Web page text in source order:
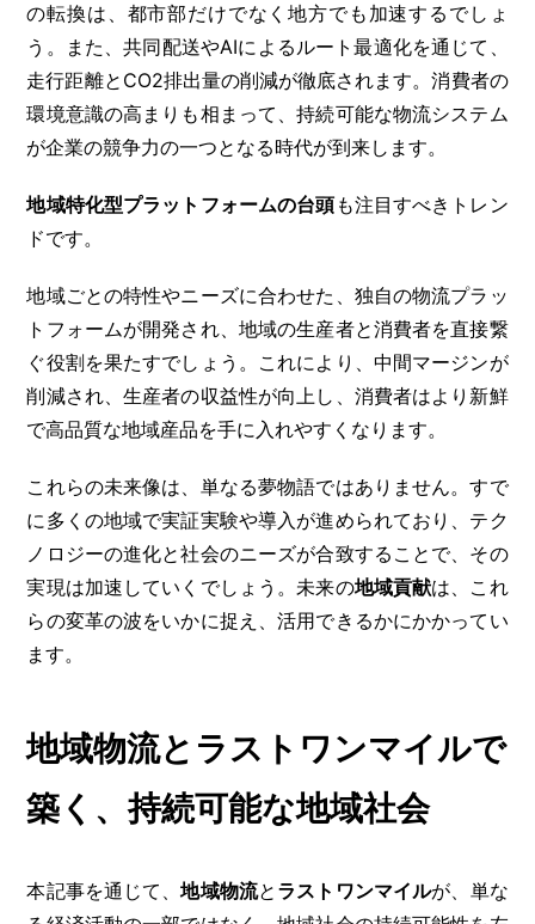
の転換は、都市部だけでなく地方でも加速するでしょ
う。また、共同配送やAIによるルート最適化を通じて、
走行距離とCO2排出量の削減が徹底されます。消費者の
環境意識の高まりも相まって、持続可能な物流システム
が企業の競争力の一つとなる時代が到来します。
地域特化型プラットフォームの台頭 も注目すべきトレン
ドです。
地域ごとの特性やニーズに合わせた、独自の物流プラッ
トフォームが開発され、地域の生産者と消費者を直接繋
ぐ役割を果たすでしょう。これにより、中間マージンが
削減され、生産者の収益性が向上し、消費者はより新鮮
で高品質な地域産品を手に入れやすくなります。
これらの未来像は、単なる夢物語ではありません。すで
に多くの地域で実証実験や導入が進められており、テク
ノロジーの進化と社会のニーズが合致することで、その
実現は加速していくでしょう。未来の地域貢献は、これ
らの変革の波をいかに捉え、活用できるかにかかってい
ます。
地域物流とラストワンマイルで
築く、持続可能な地域社会
本記事を通じて、地域物流と ラストワンマイルが、単な